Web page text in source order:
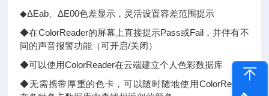
◆ΔEab、ΔE00色差显示，灵活设置容差范围提示
◆在ColorReader的屏幕上直接提示Pass或Fail，并伴有不
同的声音报警功能（可开启/关闭）
◆可以使用ColorReader在云端建立个人色彩数据库
◆无需携带厚重的色卡，可以随时随地使用ColorReader